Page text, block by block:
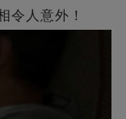
令人意外！